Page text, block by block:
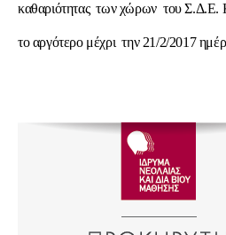
καθαριότητας των χώρων του Σ.Δ.Ε.
το αργότερο μέχρι την 21/2/2017